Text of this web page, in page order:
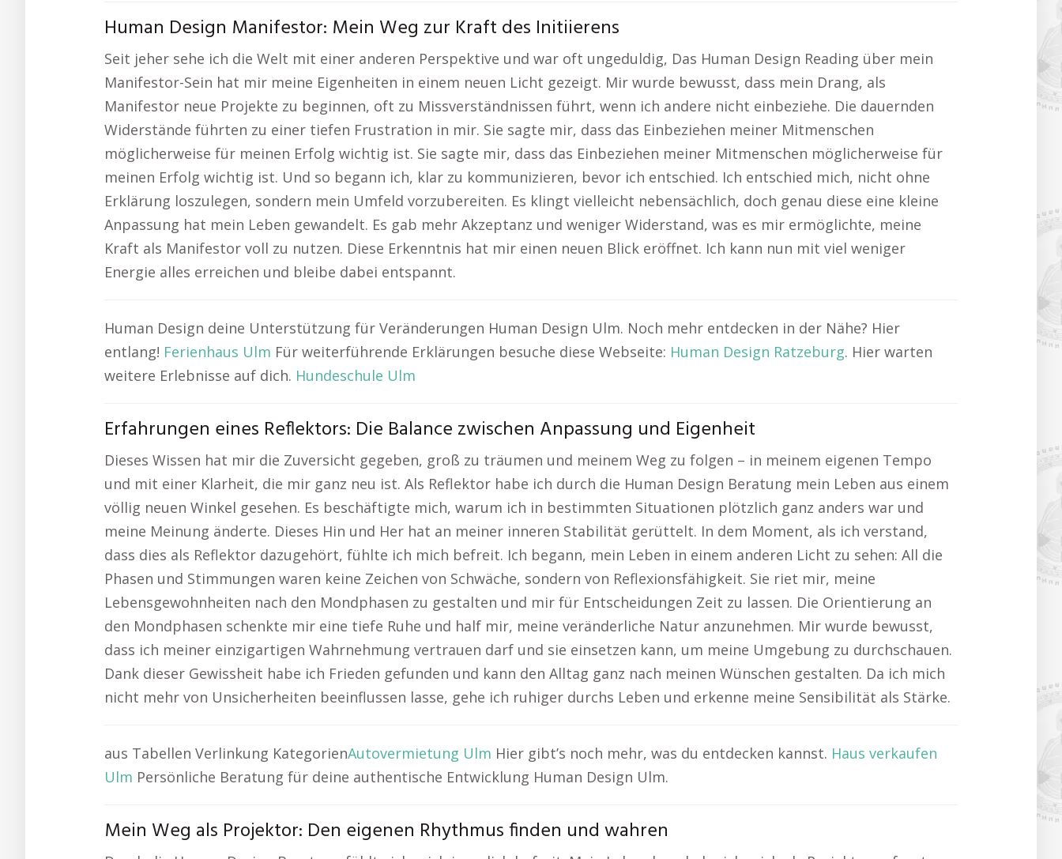
Human Design Manifestor: Mein Weg zur Kraft des Initiierens
Seit jeher sehe ich die Welt mit einer anderen Perspektive und war oft ungeduldig, Das Human Design Reading über mein
Manifestor-Sein hat mir meine Eigenheiten in einem neuen Licht gezeigt. Mir wurde bewusst, dass mein Drang, als
Manifestor neue Projekte zu beginnen, oft zu Missverständnissen führt, wenn ich andere nicht einbeziehe. Die dauernden
Widerstände führten zu einer tiefen Frustration in mir. Sie sagte mir, dass das Einbeziehen meiner Mitmenschen
möglicherweise für meinen Erfolg wichtig ist. Sie sagte mir, dass das Einbeziehen meiner Mitmenschen möglicherweise für
meinen Erfolg wichtig ist. Und so begann ich, klar zu kommunizieren, bevor ich entschied. Ich entschied mich, nicht ohne
Erklärung loszulegen, sondern mein Umfeld vorzubereiten. Es klingt vielleicht nebensächlich, doch genau diese eine kleine
Anpassung hat mein Leben gewandelt. Es gab mehr Akzeptanz und weniger Widerstand, was es mir ermöglichte, meine
Kraft als Manifestor voll zu nutzen. Diese Erkenntnis hat mir einen neuen Blick eröffnet. Ich kann nun mit viel weniger
Energie alles erreichen und bleibe dabei entspannt.
Human Design deine Unterstützung für Veränderungen Human Design Ulm. Noch mehr entdecken in der Nähe? Hier
entlang! Ferienhaus Ulm Für weiterführende Erklärungen besuche diese Webseite: Human Design Ratzeburg. Hier warten
weitere Erlebnisse auf dich. Hundeschule Ulm
Erfahrungen eines Reflektors: Die Balance zwischen Anpassung und Eigenheit
Dieses Wissen hat mir die Zuversicht gegeben, groß zu träumen und meinem Weg zu folgen – in meinem eigenen Tempo
und mit einer Klarheit, die mir ganz neu ist. Als Reflektor habe ich durch die Human Design Beratung mein Leben aus einem
völlig neuen Winkel gesehen. Es beschäftigte mich, warum ich in bestimmten Situationen plötzlich ganz anders war und
meine Meinung änderte. Dieses Hin und Her hat an meiner inneren Stabilität gerüttelt. In dem Moment, als ich verstand,
dass dies als Reflektor dazugehört, fühlte ich mich befreit. Ich begann, mein Leben in einem anderen Licht zu sehen: All die
Phasen und Stimmungen waren keine Zeichen von Schwäche, sondern von Reflexionsfähigkeit. Sie riet mir, meine
Lebensgewohnheiten nach den Mondphasen zu gestalten und mir für Entscheidungen Zeit zu lassen. Die Orientierung an
den Mondphasen schenkte mir eine tiefe Ruhe und half mir, meine veränderliche Natur anzunehmen. Mir wurde bewusst,
dass ich meiner einzigartigen Wahrnehmung vertrauen darf und sie einsetzen kann, um meine Umgebung zu durchschauen.
Dank dieser Gewissheit habe ich Frieden gefunden und kann den Alltag ganz nach meinen Wünschen gestalten. Da ich mich
nicht mehr von Unsicherheiten beeinflussen lasse, gehe ich ruhiger durchs Leben und erkenne meine Sensibilität als Stärke.
aus Tabellen Verlinkung KategorienAutovermietung Ulm Hier gibt’s noch mehr, was du entdecken kannst. Haus verkaufen
Ulm Persönliche Beratung für deine authentische Entwicklung Human Design Ulm.
Mein Weg als Projektor: Den eigenen Rhythmus finden und wahren